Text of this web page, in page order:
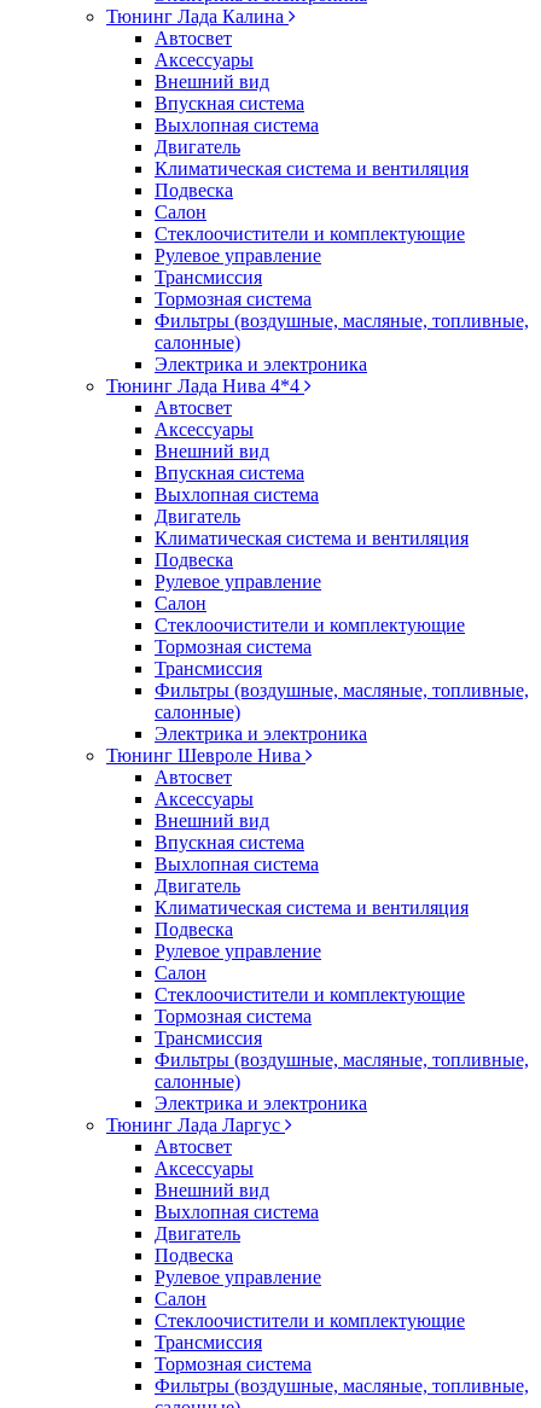
Тюнинг Лада Калина
Автосвет
Аксессуары
Внешний вид
Впускная система
Выхлопная система
Двигатель
Климатическая система и вентиляция
Подвеска
Салон
Стеклоочистители и комплектующие
Рулевое управление
Трансмиссия
Тормозная система
Фильтры (воздушные, масляные, топливные,
салонные)
Электрика и электроника
Тюнинг Лада Нива 4*4
Автосвет
Аксессуары
Внешний вид
Впускная система
Выхлопная система
Двигатель
Климатическая система и вентиляция
Подвеска
Рулевое управление
Салон
Стеклоочистители и комплектующие
Тормозная система
Трансмиссия
Фильтры (воздушные, масляные, топливные,
салонные)
Электрика и электроника
Тюнинг Шевроле Нива
Автосвет
Аксессуары
Внешний вид
Впускная система
Выхлопная система
Двигатель
Климатическая система и вентиляция
Подвеска
Рулевое управление
Салон
Стеклоочистители и комплектующие
Тормозная система
Трансмиссия
Фильтры (воздушные, масляные, топливные,
салонные)
Электрика и электроника
Тюнинг Лада Ларгус
Автосвет
Аксессуары
Внешний вид
Выхлопная система
Двигатель
Подвеска
Рулевое управление
Салон
Стеклоочистители и комплектующие
Трансмиссия
Тормозная система
Фильтры (воздушные, масляные, топливные,